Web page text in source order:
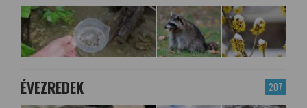
207
ÉVEZREDEK